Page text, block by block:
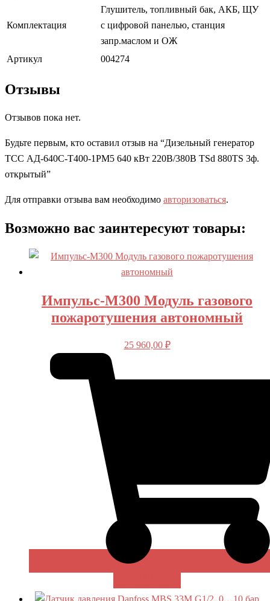
Комплектация
Глушитель, топливный бак, АКБ, ЩУ
с цифровой панелью, станция
запр.маслом и ОЖ
Артикул
004274
Отзывы
Отзывов пока нет.
Будьте первым, кто оставил отзыв на “Дизельный генератор
ТСС АД-640С-Т400-1РМ5 640 кВт 220В/380В TSd 880TS 3ф.
открытый”
Для отправки отзыва вам необходимо авторизоваться.
Возможно вас заинтересуют товары:
Импульс-М300 Модуль газового
пожаротушения автономный
25 960,00 ₽